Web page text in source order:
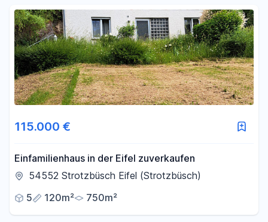
115.000 €
Einfamilienhaus in der Eifel zuverkaufen
54552 Strotzbüsch Eifel (Strotzbüsch)
5
120m² 750m²